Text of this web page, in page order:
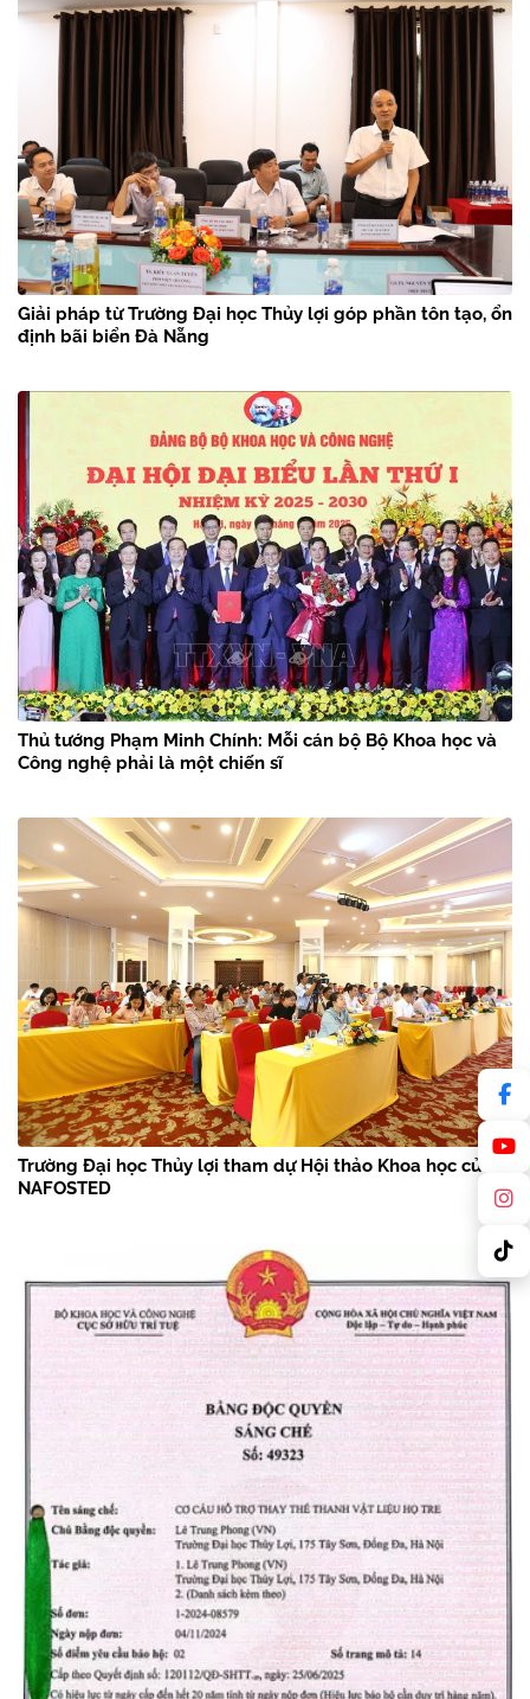
Giải pháp từ Trường Đại học Thủy lợi góp phần tôn tạo, ổn
định bãi biển Đà Nẵng
Thủ tướng Phạm Minh Chính: Mỗi cán bộ Bộ Khoa học và
Công nghệ phải là một chiến sĩ
Trường Đại học Thủy lợi tham dự Hội thảo Khoa học của
NAFOSTED